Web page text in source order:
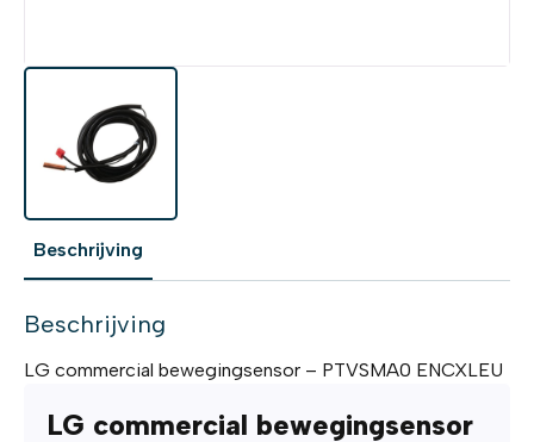
Beschrijving
Beschrijving
LG commercial bewegingsensor – PTVSMA0 ENCXLEU
LG commercial bewegingsensor